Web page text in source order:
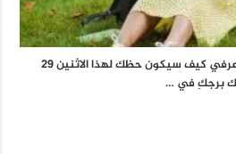
الميدان اليمني – متابعات – : اعرفي كيف سيكون حظك لهذا الاثنين 29